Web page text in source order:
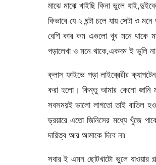
মাঝে মাঝে খাইছি কিনা ভুলে
কিভাবে যে ২ ঘন্টা চলে যায় সেটা ও
বেশি কার কম এগুলো খুব মনে থাকে
পড়ালেখা ও মনে থাকে,একদম ই ভুলি
ক্লাস ফাইভে পড়া লাইব্রেরীর
করা হলো। কিন্তু আমার কেনো জানি
সবসময়ই ভালো লাগতো তাই বাতিল
ড্রয়ারে এতো জিনিসের মধ্যে খুঁজে
দায়িত্ব আর আমাকে দিবে না৷
সবার ই এমন ছোটখাটো ভুলে